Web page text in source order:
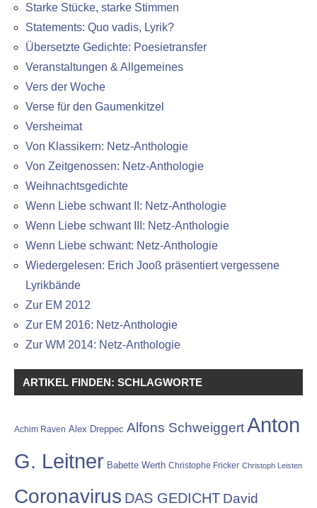
Starke Stücke, starke Stimmen
Statements: Quo vadis, Lyrik?
Übersetzte Gedichte: Poesietransfer
Veranstaltungen & Allgemeines
Vers der Woche
Verse für den Gaumenkitzel
Versheimat
Von Klassikern: Netz-Anthologie
Von Zeitgenossen: Netz-Anthologie
Weihnachtsgedichte
Wenn Liebe schwant II: Netz-Anthologie
Wenn Liebe schwant III: Netz-Anthologie
Wenn Liebe schwant: Netz-Anthologie
Wiedergelesen: Erich Jooß präsentiert vergessene
Lyrikbände
Zur EM 2012
Zur EM 2016: Netz-Anthologie
Zur WM 2014: Netz-Anthologie
ARTIKEL FINDEN: SCHLAGWORTE
Achim Raven Alex Dreppec Alfons SchweiggertAnton
G. Leitner Babette Werth Christophe Fricker Christoph Leisten
Coronavirus DAS GEDICHT David